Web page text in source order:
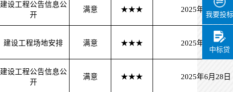
我要投标
中标贷
建设工程公告信息公
开
满意 ★★★ 2025年6月28日
建设工程场地安排 满意 ★★★ 2025年6月28日
建设工程公告信息公
开
满意 ★★★ 2025年6月28日